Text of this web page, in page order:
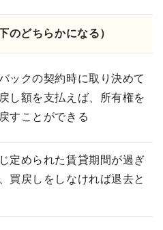
どちらかになる）
ックの契約時に取り決めて
し額を支払えば、所有権を
すことができる
定められた賃貸期間が過ぎ
買戻しをしなければ退去と